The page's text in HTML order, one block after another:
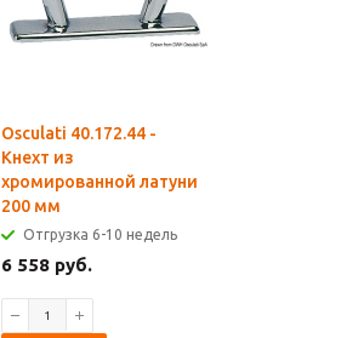
Osculati 40.172.44 -
Кнехт из
хромированной латуни
200 мм
Отгрузка 6-10 недель
6 558 руб.